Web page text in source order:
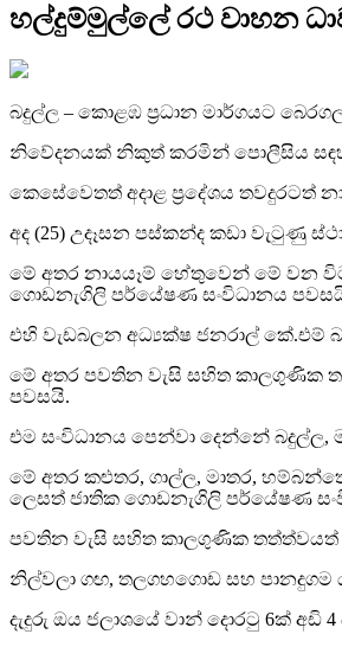
හල්දුම්මුල්ලේ රථ වාහන
බදුල්ල – කොළඹ ප්‍රධාන මාර්ගයට
නිවේදනයක් නිකුත් කරමින් පොලීසිය
කෙසේවෙතත් අදාළ ප්‍රදේශය තවදුරටත්
අද (25) උදෑසන පස්කන්ද කඩා වැටුණු
මේ අතර නායයෑම් හේතුවෙන් මේ වන
ගොඩනැගිලි පර්යේෂණ සංවිධානය
එහි වැඩබලන අධ්‍යක්ෂ ජනරාල් කේ.එම්
මේ අතර පවතින වැසි සහිත කාලගුණික
පවසයි.
එම සංවිධානය පෙන්වා දෙන්නේ
මේ අතර කළුතර, ගාල්ල, මාතර,
ලෙසත් ජාතික ගොඩනැගිලි පර්යේෂණ
පවතින වැසි සහිත කාලගුණික තත්ත්වයත්
නිල්වලා ගඟ, තලගහගොඩ සහ පානදුගම
දැදුරු ඔය ජලාශයේ වාන් දොරටු 6ක් අඩි